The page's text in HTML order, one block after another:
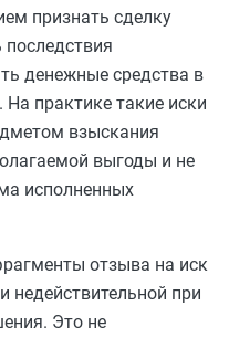
признать сделку
последствия
денежные средства в
практике такие иски
взыскания
выгоды и не
исполненных
отзыва на иск
недействительной при
Это не